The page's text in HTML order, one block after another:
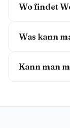
Wo findet
Was kann
Kann man